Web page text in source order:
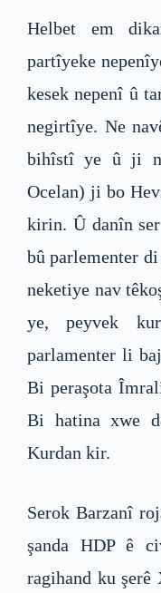
Helbet em
partîyeke
kesek nepenî û
negirtîye. Ne
bihîstî ye û ji
Ocelan) ji bo
kirin. Û danîn
bû parlementer
neketiye nav
ye, peyvek
parlamenter li
Bi peraşota
Bi hatina xwe
Kurdan kir.
Serok Barzanî
şanda HDP ê
ragihand ku şerê